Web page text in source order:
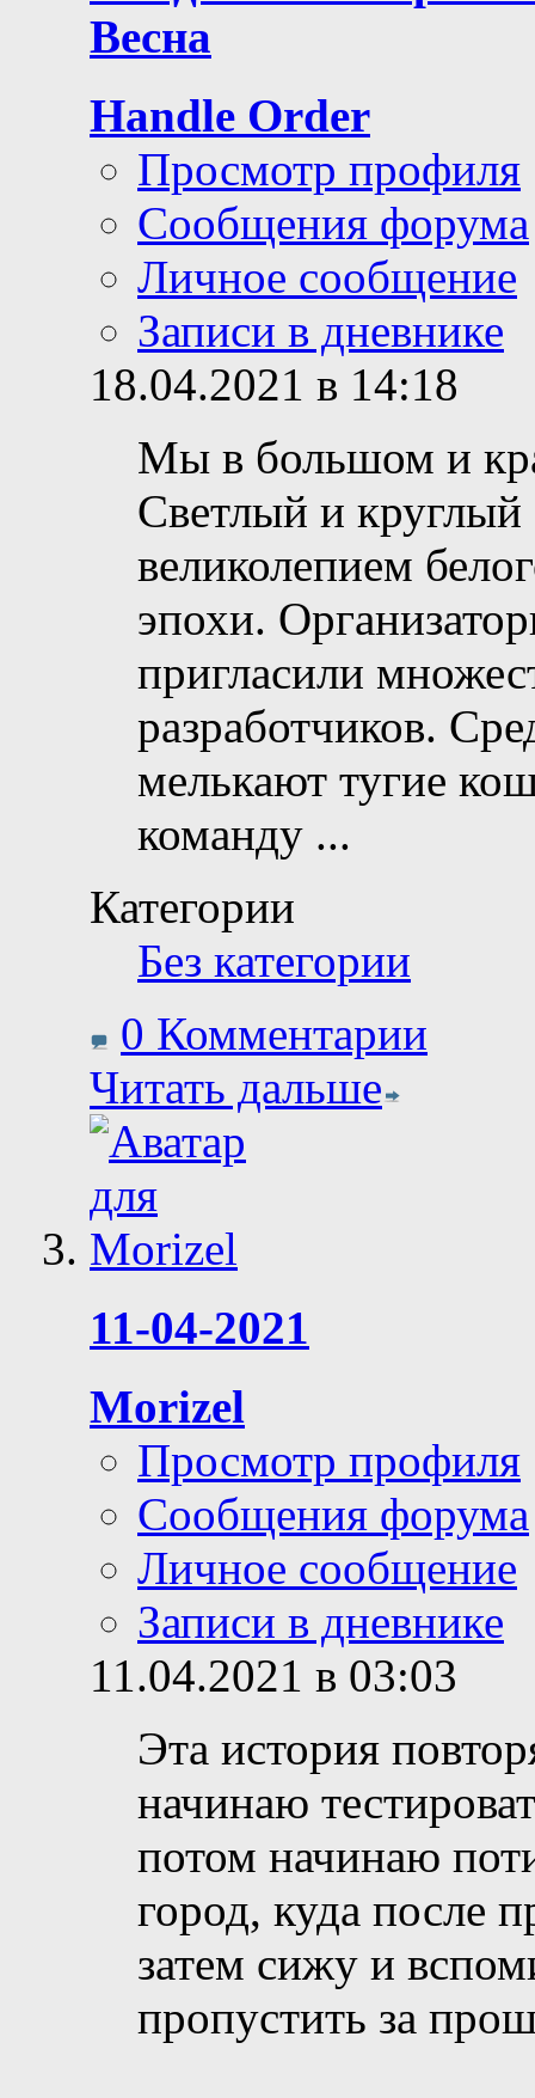
Весна
Handle Order
Просмотр профиля
Сообщения форума
Личное сообщение
Записи в дневнике
18.04.2021 в 14:18
Мы в большом и
Светлый и
великолепием
эпохи.
пригласили
разработчиков.
мелькают тугие
команду ...
Категории
Без категории
0 Комментарии
Читать дальше
11-04-2021
Morizel
Просмотр профиля
Сообщения форума
Личное сообщение
Записи в дневнике
11.04.2021 в 03:03
Эта история
начинаю
потом начинаю
город, куда после
затем сижу и
пропустить за